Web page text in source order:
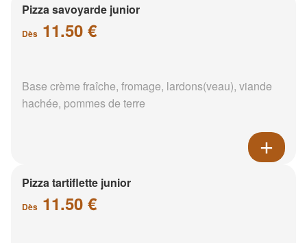
Pizza savoyarde junior
Dès 11.50 €
Base crème fraîche, fromage, lardons(veau), viande
hachée, pommes de terre
Pizza tartiflette junior
Dès 11.50 €